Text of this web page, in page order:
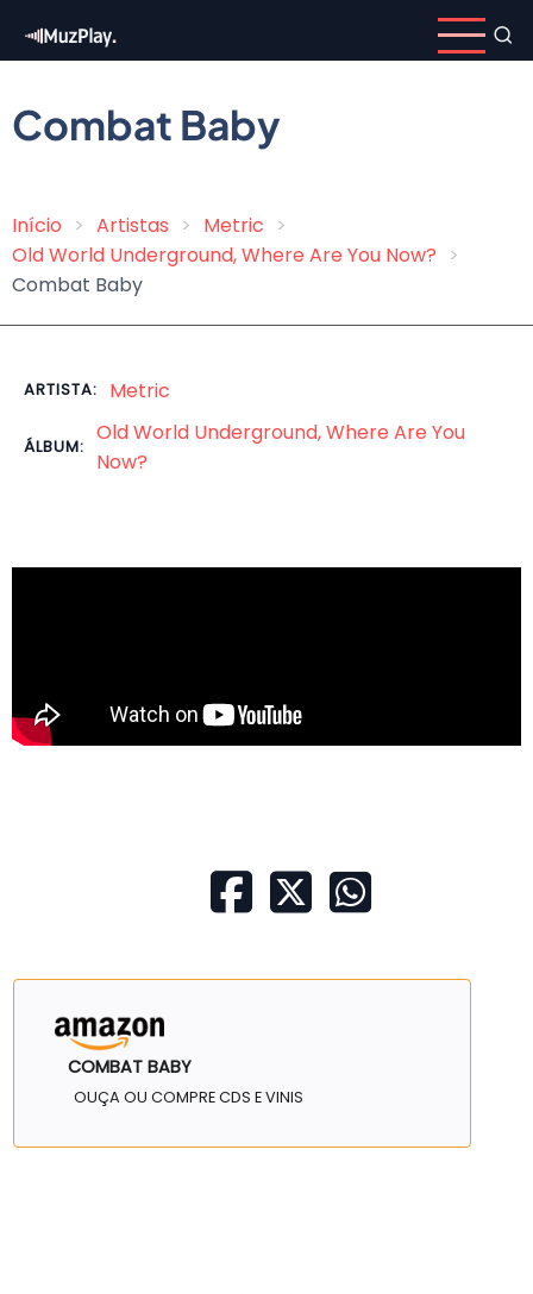
para
conteúdo
principal
Combat Baby
Trilha
de
navegação
Início Artistas
Metric
Old World Underground, Where Are You Now?
Combat Baby
ARTISTA: Metric
ÁLBUM:
Old World Underground, Where Are You
Now?
COMBAT BABY
OUÇA OU COMPRE CDS E VINIS